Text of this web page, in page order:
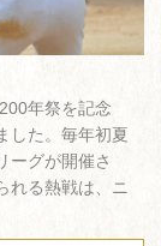
年祭を記念
した。毎年初夏
ーグが開催さ
れる熱戦は、ニ